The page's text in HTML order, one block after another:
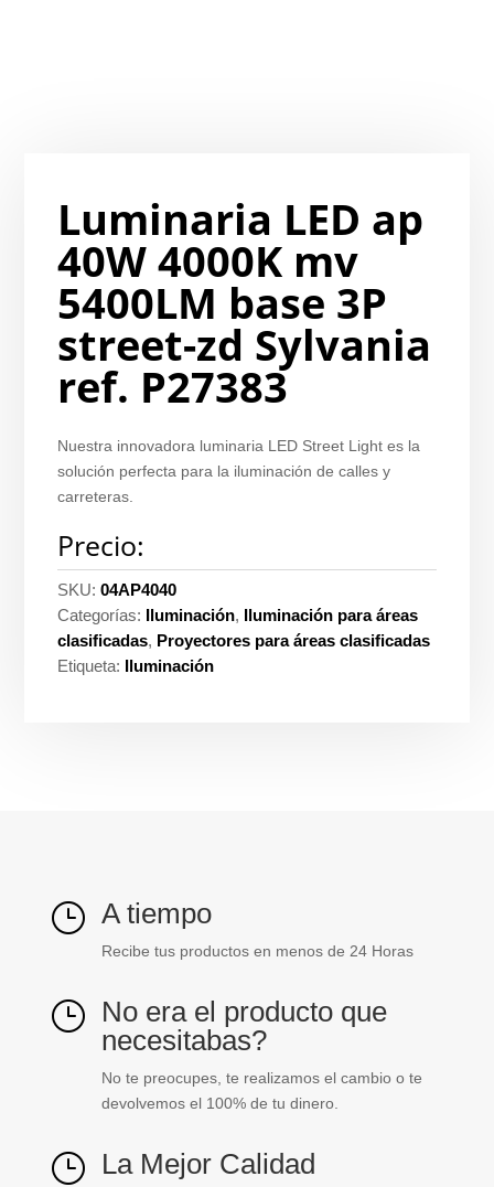
Luminaria LED ap
40W 4000K mv
5400LM base 3P
street-zd Sylvania
ref. P27383
Nuestra innovadora luminaria LED Street Light es la
solución perfecta para la iluminación de calles y
carreteras.
Precio:
SKU:04AP4040
Categorías: Iluminación, Iluminación para áreas
clasificadas, Proyectores para áreas clasificadas
Etiqueta: Iluminación
} A tiempo
Recibe tus productos en menos de 24 Horas
} No era el producto que
necesitabas?
No te preocupes, te realizamos el cambio o te
devolvemos el 100% de tu dinero.
} La Mejor Calidad